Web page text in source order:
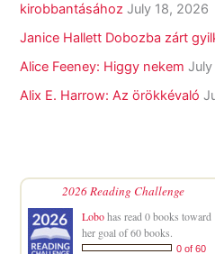
kirobbantásához July 18, 2026
Janice Hallett Dobozba zárt
Alice Feeney: Higgy nekem
Alix E. Harrow: Az örökkévaló
2026 Reading Challenge
Lobohas read 0 books toward
her goal of 60 books.
0 of 60